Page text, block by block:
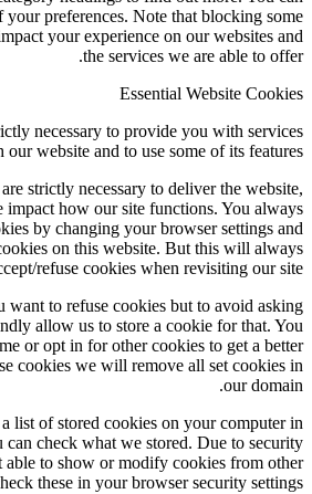
of your preferences. Note that blocking
impact your experience on our websites
the services we are able to
Essential Website
strictly necessary to provide you with
our website and to use some of its
are strictly necessary to deliver the
impact how our site functions. You
cookies by changing your browser settings
all cookies on this website. But this will
accept/refuse cookies when revisiting our
you want to refuse cookies but to avoid
kindly allow us to store a cookie for that.
time or opt in for other cookies to get a
cookies we will remove all set
our
a list of stored cookies on your
you can check what we stored. Due to
not able to show or modify cookies from
check these in your browser security